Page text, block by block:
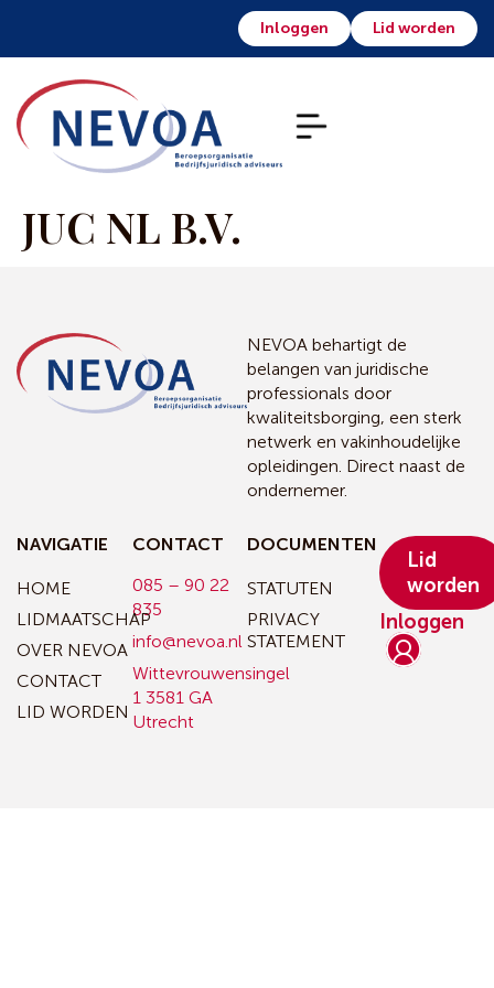
Inloggen Lid worden
JUC NL B.V.
NEVOA behartigt de
belangen van juridische
professionals door
kwaliteitsborging, een sterk
netwerk en vakinhoudelijke
opleidingen. Direct naast de
ondernemer.
NAVIGATIE
HOME
LIDMAATSCHAP
OVER NEVOA
CONTACT
LID WORDEN
CONTACT
085 – 90 22
835
info@nevoa.nl
Wittevrouwensingel
1 3581 GA
Utrecht
DOCUMENTEN
STATUTEN
PRIVACY
STATEMENT
Inloggen
Lid
worden